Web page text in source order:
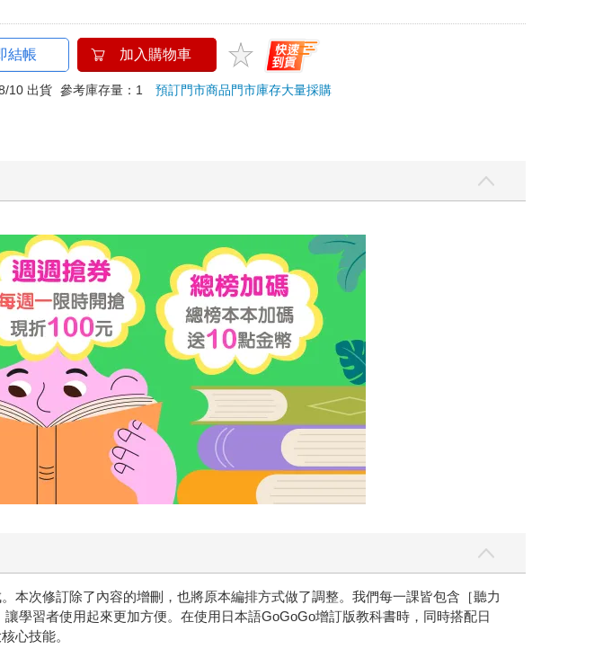
結帳 加入購物車
10 出貨 參考庫存量：1預訂門市商品門市庫存大量採購
本次修訂除了內容的增刪，也將原本編排方式做了調整。我們每一課皆包含［聽力
學習者使用起來更加方便。在使用日本語GoGoGo增訂版教科書時，同時搭配日
心技能。